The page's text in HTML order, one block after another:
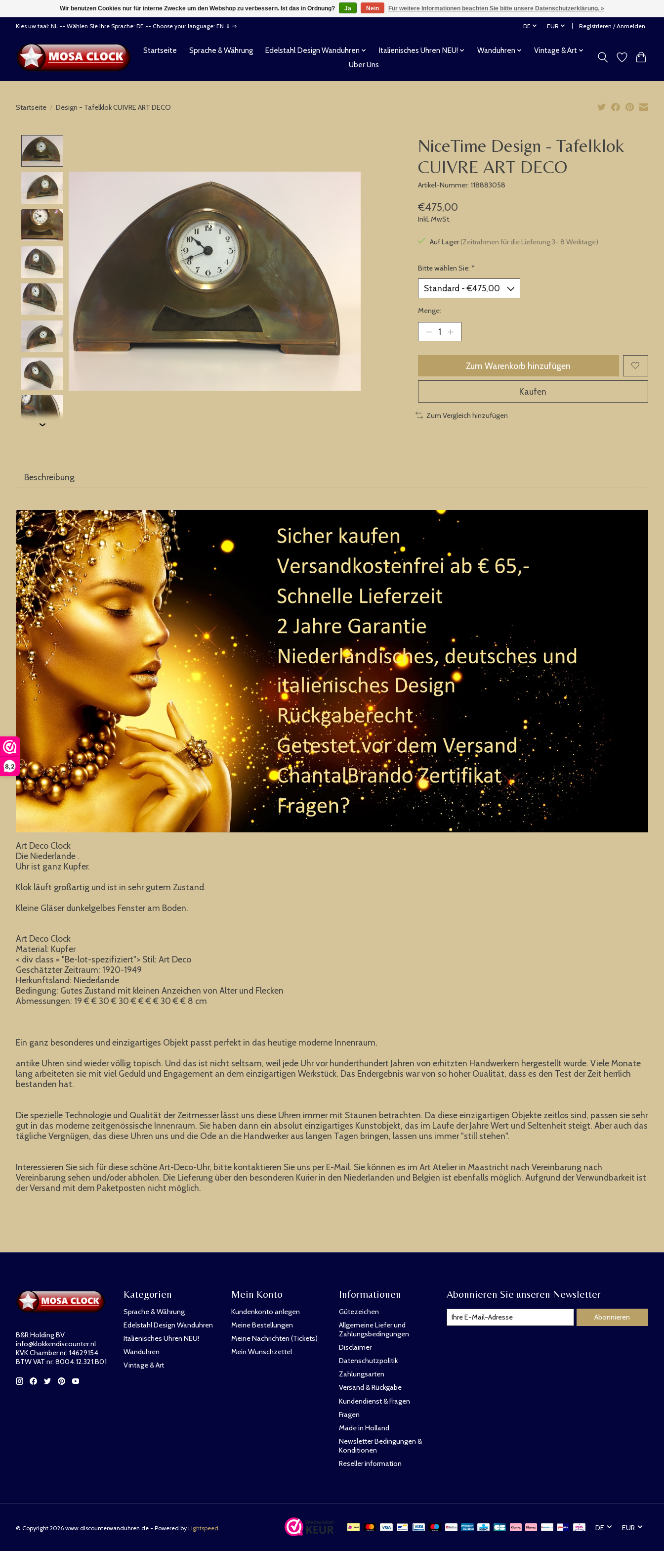
8,2
Kies uw taal: NL -- Wählen Sie ihre Sprache: DE -- Choose your language: EN ⇓ ⇒ DE EUR Registrieren / Anmelden
Startseite Sprache & Währung Edelstahl Design Wanduhren Italienisches Uhren NEU! Wanduhren
Vintage & Art
Uber Uns
Startseite / Design - Tafelklok CUIVRE ART DECO
NiceTime Design - Tafelklok
CUIVRE ART DECO
Artikel-Nummer: 118883058
€475,00
Inkl. MwSt.
Auf Lager(Zeitrahmen für die Lieferung:3- 8 Werktage)
Bitte wählen Sie: *
Menge:
Zum Warenkorb hinzufügen
Kaufen
Zum Vergleich hinzufügen
Beschreibung
Art Deco Clock
Die Niederlande .
Uhr ist ganz Kupfer.
Klok läuft großartig und ist in sehr gutem Zustand.
Kleine Gläser dunkelgelbes Fenster am Boden.
Art Deco Clock
Material: Kupfer
< div class = "Be-lot-spezifiziert"> Stil: Art Deco
Geschätzter Zeitraum: 1920-1949
Herkunftsland: Niederlande
Bedingung: Gutes Zustand mit kleinen Anzeichen von Alter und Flecken
Abmessungen: 19 € € 30 € 30 € € € € 30 € € 8 cm
Ein ganz besonderes und einzigartiges Objekt passt perfekt in das heutige moderne Innenraum.
antike Uhren sind wieder völlig topisch. Und das ist nicht seltsam, weil jede Uhr vor hunderthundert Jahren von erhitzten Handwerkern hergestellt wurde. Viele Monate
lang arbeiteten sie mit viel Geduld und Engagement an dem einzigartigen Werkstück. Das Endergebnis war von so hoher Qualität, dass es den Test der Zeit herrlich
bestanden hat.
Die spezielle Technologie und Qualität der Zeitmesser lässt uns diese Uhren immer mit Staunen betrachten. Da diese einzigartigen Objekte zeitlos sind, passen sie sehr
gut in das moderne zeitgenössische Innenraum. Sie haben dann ein absolut einzigartiges Kunstobjekt, das im Laufe der Jahre Wert und Seltenheit steigt. Aber auch das
tägliche Vergnügen, das diese Uhren uns und die Ode an die Handwerker aus langen Tagen bringen, lassen uns immer "still stehen".
Interessieren Sie sich für diese schöne Art-Deco-Uhr, bitte kontaktieren Sie uns per E-Mail. Sie können es im Art Atelier in Maastricht nach Vereinbarung nach
Vereinbarung sehen und/oder abholen. Die Lieferung über den besonderen Kurier in den Niederlanden und Belgien ist ebenfalls möglich. Aufgrund der Verwundbarkeit ist
der Versand mit dem Paketposten nicht möglich.
B&R Holding BV
info@klokkendiscounter.nl
KVK Chamber nr: 14629154
BTW VAT nr: 8004.12.321.B01
Kategorien
Sprache & Währung
Edelstahl Design Wanduhren
Italienisches Uhren NEU!
Wanduhren
Vintage & Art
Mein Konto
Kundenkonto anlegen
Meine Bestellungen
Meine Nachrichten (Tickets)
Mein Wunschzettel
Informationen
Gütezeichen
Allgemeine Liefer und
Zahlungsbedingungen
Disclaimer
Datenschutzpolitik
Zahlungsarten
Versand & Rückgabe
Kundendienst & Fragen
Fragen
Made in Holland
Newsletter Bedingungen &
Konditionen
Reseller information
Abonnieren Sie unseren Newsletter
Abonnieren
© Copyright 2026 www.discounterwanduhren.de - Powered by Lightspeed DE EUR
Wir benutzen Cookies nur für interne Zwecke um den Webshop zu verbessern. Ist das in Ordnung? Ja Nein Für weitere Informationen beachten Sie bitte unsere Datenschutzerklärung. »